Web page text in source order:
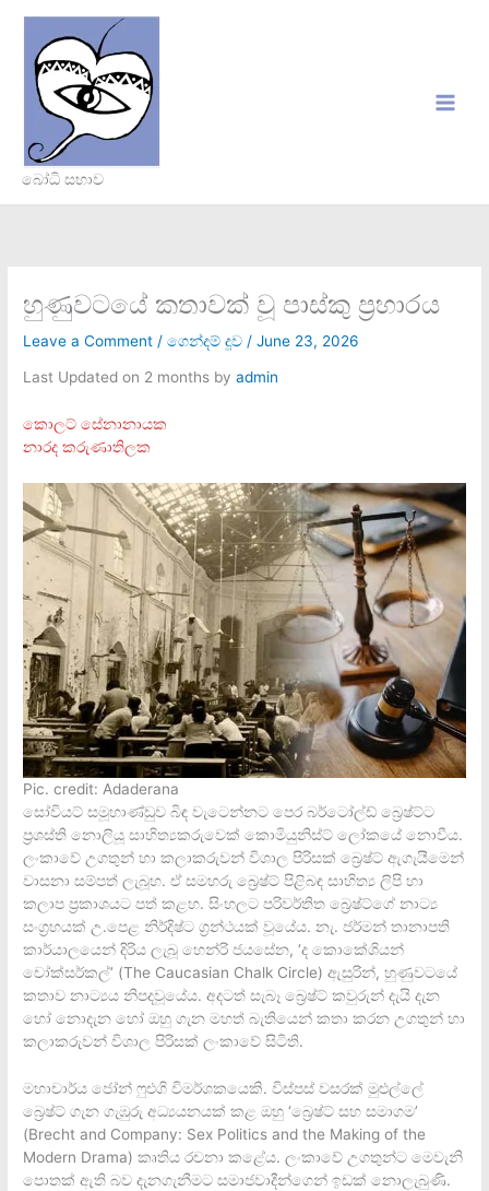
content
බෝධි සභාව
හුණුවටයේ කතාවක් වූ පාස්කු ප්‍රහාරය
Leave a Comment /ගෙන්දම් දූව /June 23, 2026
Last Updated on 2 months byadmin
කොලට් සේනානායක
නාරද කරුණාතිලක
Pic. credit: Adaderana
සෝවියට් සමූහාණ්ඩුව බිඳ වැටෙන්නට පෙර බර්ටෝල්ඩ් බ්‍රෙෂ්ට්ට
ප්‍රශස්ති නොලියූ සාහිත්‍යකරුවෙක් කොමියුනිස්ට් ලෝකයේ නොවීය.
ලංකාවේ උගතුන් හා කලාකරුවන් විශාල පිරිසක් බ්‍රෙෂ්ට් ඇගැයීමෙන්
වාසනා සම්පත් ලැබූහ. ඒ සමහරු බ්‍රෙෂ්ට් පිළිබඳ සාහිත්‍ය ලිපි හා
කලාප ප්‍රකාශයට පත් කළහ. සිංහලට පරිවර්තිත බ්‍රෙෂ්ට්ගේ නාට්‍ය
සංග්‍රහයක් උ.පෙළ නිර්දිෂ්ට ග්‍රන්ථයක් වූයේය. නැ. ජර්මන් තානාපති
කාර්යාලයෙන් දිරිය ලැබූ හෙන්රි ජයසේන, ‘ද කොකේශියන්
චෝක්සර්කල්’ (The Caucasian Chalk Circle) ඇසුරින්, හුණුවටයේ
කතාව නාට්‍යය නිපදවූයේය. අදටත් සැබෑ බ්‍රෙෂ්ට් කවුරුන් දැයි දැන
හෝ නොදැන හෝ ඔහු ගැන මහත් බැතියෙන් කතා කරන උගතුන් හා
කලාකරුවන් විශාල පිරිසක් ලංකාවේ සිටිති.
මහාචාර්ය ජෝන් ෆුඑගි විමර්ශකයෙකි. විස්පස් වසරක් මුළුල්ලේ
බ්‍රෙෂ්ට් ගැන ගැඹුරු අධ්‍යයනයක් කළ ඔහු ‘බ්‍රෙෂ්ට් සහ සමාගම’
(Brecht and Company: Sex Politics and the Making of the
Modern Drama) කෘතිය රචනා කළේය. ලංකාවේ උගතුන්ට මෙවැනි
පොතක් ඇති බව දැනගැනීමට සමාජවාදීන්ගෙන් ඉඩක් නොලැබුණි.